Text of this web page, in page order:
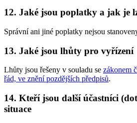
12. Jaké jsou poplatky a jak je
Správní ani jiné poplatky nejsou
13. Jaké jsou lhůty pro vyřízení
Lhůty jsou řešeny v souladu se zákonem
řád, ve znění pozdějších předpisů.
14. Kteří jsou další účastníci
situace